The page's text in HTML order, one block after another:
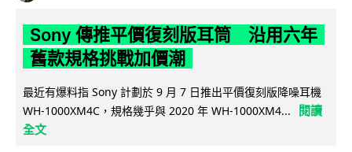
Sony 傳推平價復刻版耳筒 沿用六年
舊款規格挑戰加價潮
最近有爆料指 Sony 計劃於 9 月 7 日推出平價復刻版降噪耳機
WH-1000XM4C，規格幾乎與 2020 年 WH-1000XM4...
閱讀
全文